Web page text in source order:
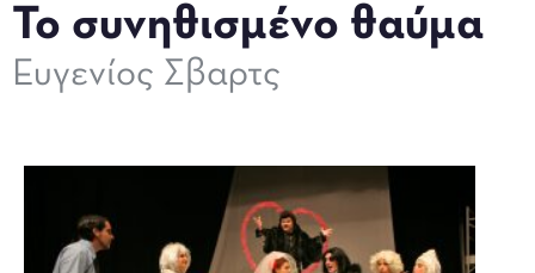
Το συνηθισμένο θαύμα
Ευγενίος Σβαρτς